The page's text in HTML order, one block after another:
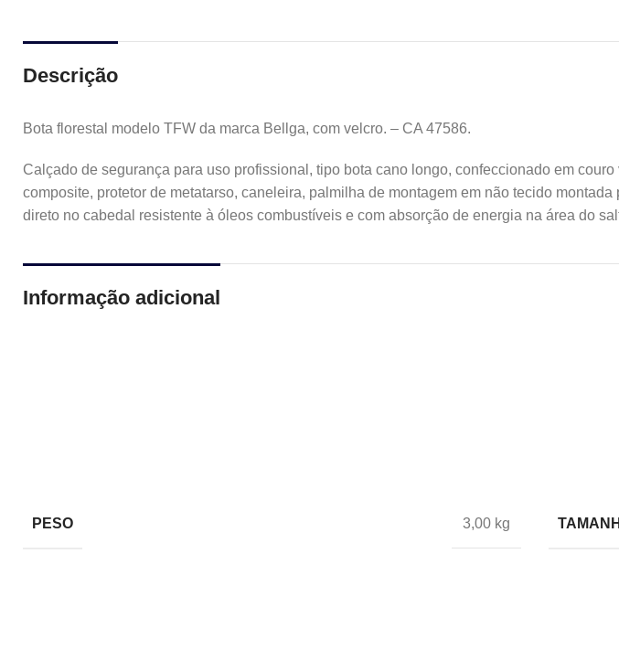
Descrição
Bota florestal modelo TFW da marca Bellga, com velcro. – CA 47586.
Calçado de segurança para uso profissional, tipo bota cano longo, confeccionado em
composite, protetor de metatarso, caneleira, palmilha de montagem em não tecido
direto no cabedal resistente à óleos combustíveis e com absorção de energia na área do
Informação adicional
PESO 3,00 kg